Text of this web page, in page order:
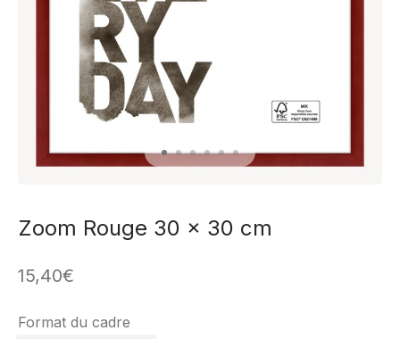
Zoom Rouge 30 x 30 cm
15,40€
Format du cadre